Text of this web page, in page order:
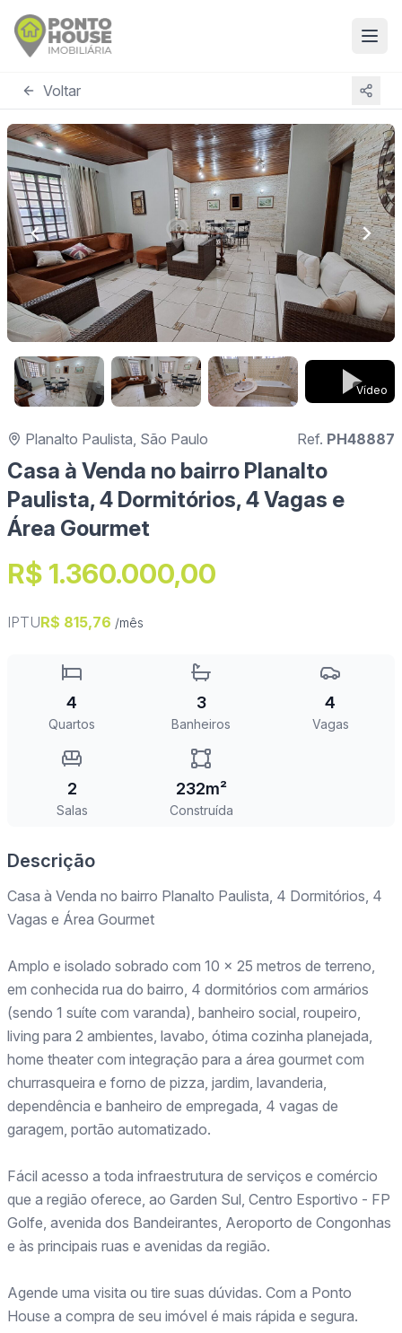
Voltar
Vídeo
Planalto Paulista, São Paulo Ref. PH48887
Casa à Venda no bairro Planalto
Paulista, 4 Dormitórios, 4 Vagas e
Área Gourmet
R$ 1.360.000,00
IPTUR$ 815,76 /mês
4
Quartos
3
Banheiros
4
Vagas
2
Salas
232m²
Construída
Descrição
Casa à Venda no bairro Planalto Paulista, 4 Dormitórios, 4
Vagas e Área Gourmet
Amplo e isolado sobrado com 10 x 25 metros de terreno,
em conhecida rua do bairro, 4 dormitórios com armários
(sendo 1 suíte com varanda), banheiro social, roupeiro,
living para 2 ambientes, lavabo, ótima cozinha planejada,
home theater com integração para a área gourmet com
churrasqueira e forno de pizza, jardim, lavanderia,
dependência e banheiro de empregada, 4 vagas de
garagem, portão automatizado.
Fácil acesso a toda infraestrutura de serviços e comércio
que a região oferece, ao Garden Sul, Centro Esportivo - FP
Golfe, avenida dos Bandeirantes, Aeroporto de Congonhas
e às principais ruas e avenidas da região.
Agende uma visita ou tire suas dúvidas. Com a Ponto
House a compra de seu imóvel é mais rápida e segura.